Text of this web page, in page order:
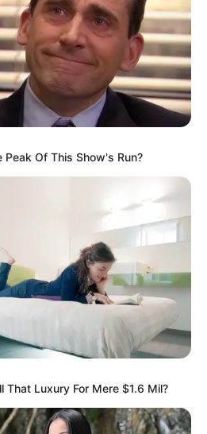
Of This Show's Run?
That Luxury For Mere $1.6 Mil?